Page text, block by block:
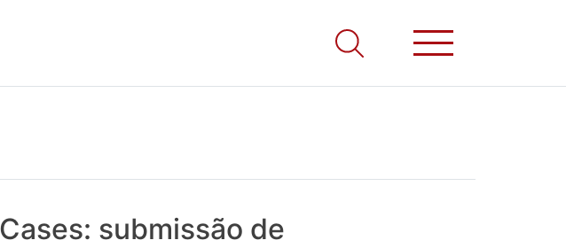
se passa na Saúde!
submissão de